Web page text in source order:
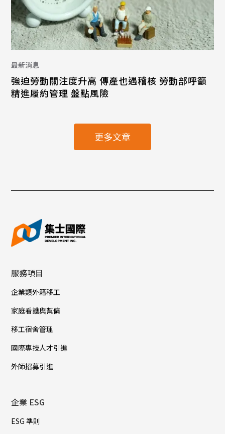
最新消息
強迫勞動關注度升高 傳產也遇稽核 勞動部呼籲
精進履約管理 盤點風險
更多文章
服務項目
企業類外籍移工
家庭看護與幫傭
移工宿舍管理
國際專技人才引進
外師招募引進
企業 ESG
ESG 準則